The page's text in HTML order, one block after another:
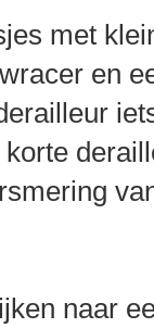
met
en
naar